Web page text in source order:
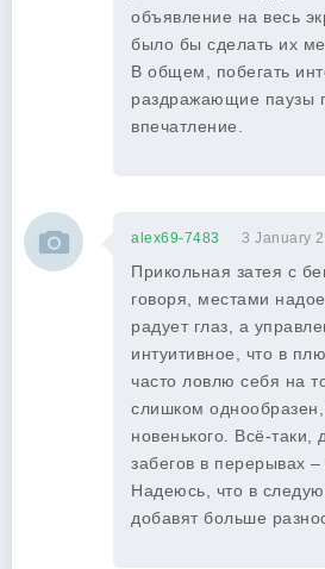
объявление на весь
было бы сделать их
В общем, побегать
раздражающие паузы
впечатление.
alex69-7483 3 January
Прикольная затея с
говоря, местами
радует глаз, а
интуитивное, что в
часто ловлю себя на
слишком однообразен,
новенького. Всё-таки,
забегов в перерывах
Надеюсь, что в
добавят больше